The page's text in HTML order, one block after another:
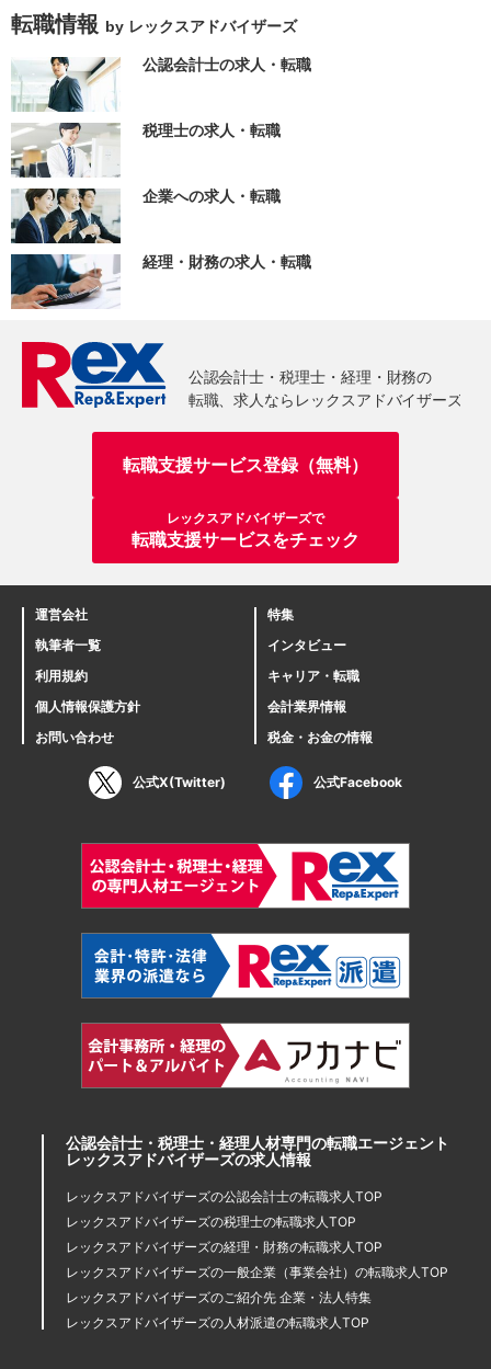
転職情報 by レックスアドバイザーズ
公認会計士の求人・転職
税理士の求人・転職
企業への求人・転職
経理・財務の求人・転職
転職支援サービス登録（無料）
レックスアドバイザーズで
転職支援サービスをチェック
運営会社
執筆者一覧
利用規約
個人情報保護方針
お問い合わせ
特集
インタビュー
キャリア・転職
会計業界情報
税金・お金の情報
公式X(Twitter) 公式Facebook
公認会計士・税理士・経理人材専門の転職エージェント
レックスアドバイザーズの求人情報
レックスアドバイザーズの公認会計士の転職求人TOP
レックスアドバイザーズの税理士の転職求人TOP
レックスアドバイザーズの経理・財務の転職求人TOP
レックスアドバイザーズの一般企業（事業会社）の転職求人TOP
レックスアドバイザーズのご紹介先 企業・法人特集
レックスアドバイザーズの人材派遣の転職求人TOP